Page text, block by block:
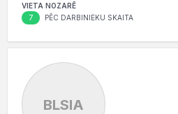
VIETA NOZARĒ
7 PĒC DARBINIEKU SKAITA
BLSIA